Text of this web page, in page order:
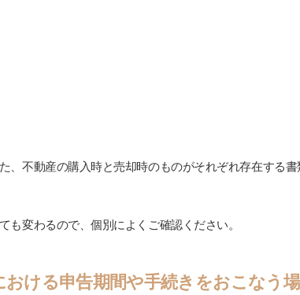
、不動産の購入時と売却時のものがそれぞれ存在する
も変わるので、個別によくご確認ください。
おける申告期間や手続きをおこなう